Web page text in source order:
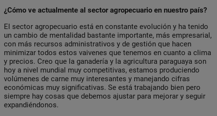
¿Cómo ve actualmente al sector agropecuario en nuestro país?
El sector agropecuario está en constante evolución y ha tenido
un cambio de mentalidad bastante importante, más empresarial,
con más recursos administrativos y de gestión que hacen
minimizar todos estos vaivenes que tenemos en cuanto a clima
y precios. Creo que la ganadería y la agricultura paraguaya son
hoy a nivel mundial muy competitivas, estamos produciendo
volúmenes de carne muy interesantes y manejando cifras
económicas muy significativas. Se está trabajando bien pero
siempre hay cosas que debemos ajustar para mejorar y seguir
expandiéndonos.